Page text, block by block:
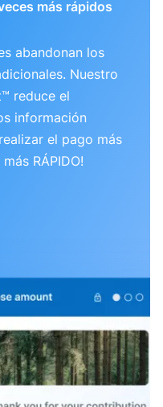
más rápidos
abandonan los
Nuestro
reduce el
información
el pago más
RÁPIDO!